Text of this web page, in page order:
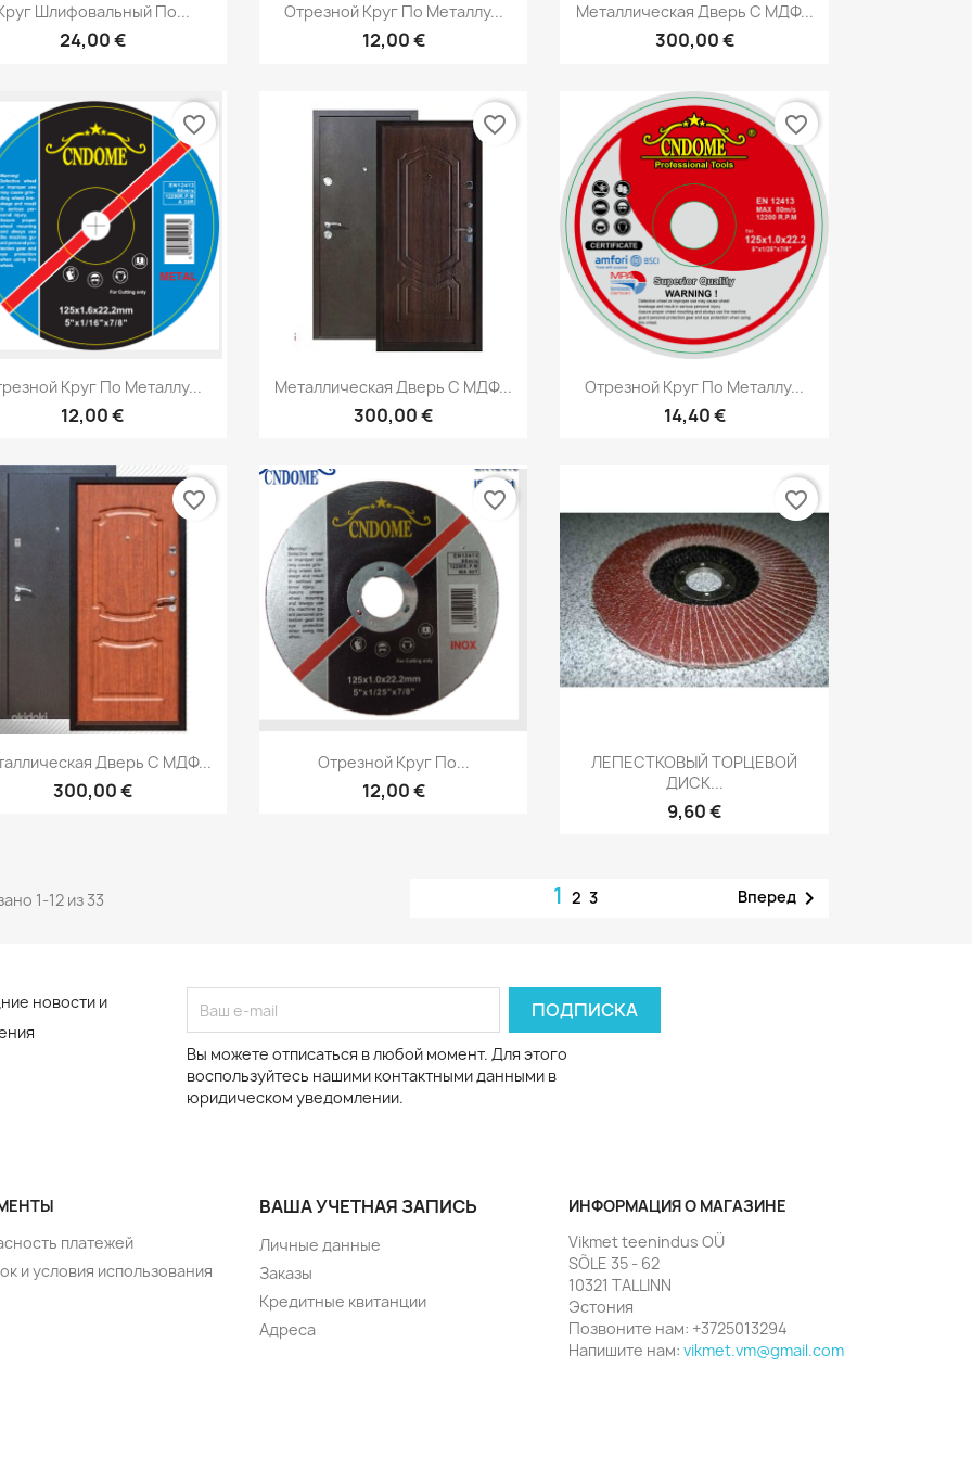
Быстрый просмотр
Шлифовальный По...
24,00 €
Быстрый просмотр
Отрезной Круг По Металлу...
12,00 €
Быстрый просмотр
Металлическая Дверь С МДФ...
300,00 €
Быстрый просмотр
Круг По Металлу...
12,00 €
favorite_border
Быстрый просмотр
Металлическая Дверь С МДФ...
300,00 €
favorite_border
Быстрый просмотр
Отрезной Круг По Металлу...
14,40 €
favorite_border
Быстрый просмотр
Дверь С МДФ...
300,00 €
favorite_border
Быстрый просмотр
Отрезной Круг По...
12,00 €
favorite_border
Быстрый просмотр
ЛЕПЕСТКОВЫЙ ТОРЦЕВОЙ
ДИСК...
9,60 €
favorite_border
1-12 из 33 123 Вперед
новости и
Вы можете отписаться в любой момент. Для этого
воспользуйтесь нашими контактными данными в
юридическом уведомлении.
платежей
и условия использования
ВАША УЧЕТНАЯ ЗАПИСЬ
Личные данные
Заказы
Кредитные квитанции
Адреса
ИНФОРМАЦИЯ О МАГАЗИНЕ
Vikmet teenindus OÜ
SÕLE 35 - 62
10321 TALLINN
Эстония
Позвоните нам: +3725013294
Напишите нам: vikmet.vm@gmail.com